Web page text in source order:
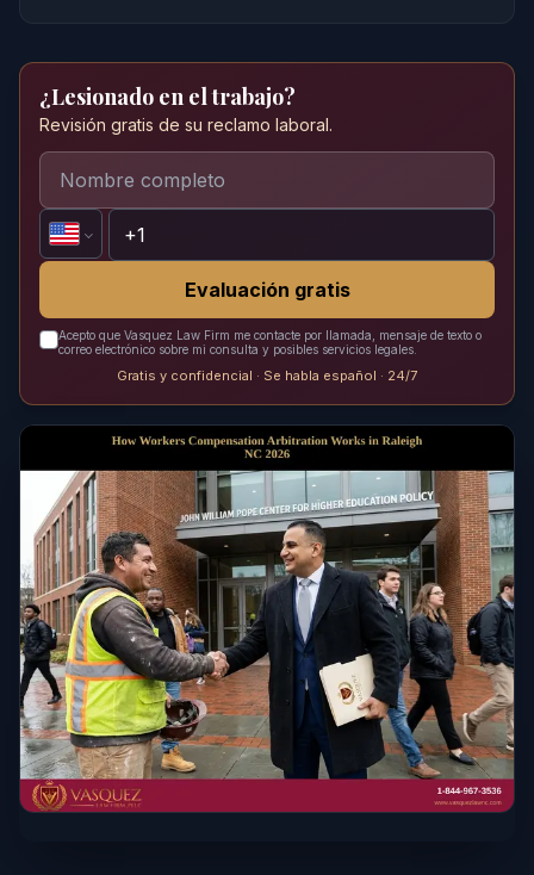
¿Lesionado en el trabajo?
Revisión gratis de su reclamo laboral.
Evaluación gratis
Acepto que Vasquez Law Firm me contacte por llamada, mensaje de texto o
correo electrónico sobre mi consulta y posibles servicios legales.
Gratis y confidencial · Se habla español · 24/7